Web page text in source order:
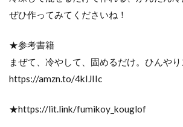
ぜひ作ってみてくださいね！
★参考書籍
まぜて、冷やして、固めるだけ。ひんや
https://amzn.to/4kIJIIc
★https://lit.link/fumikoy_kouglof